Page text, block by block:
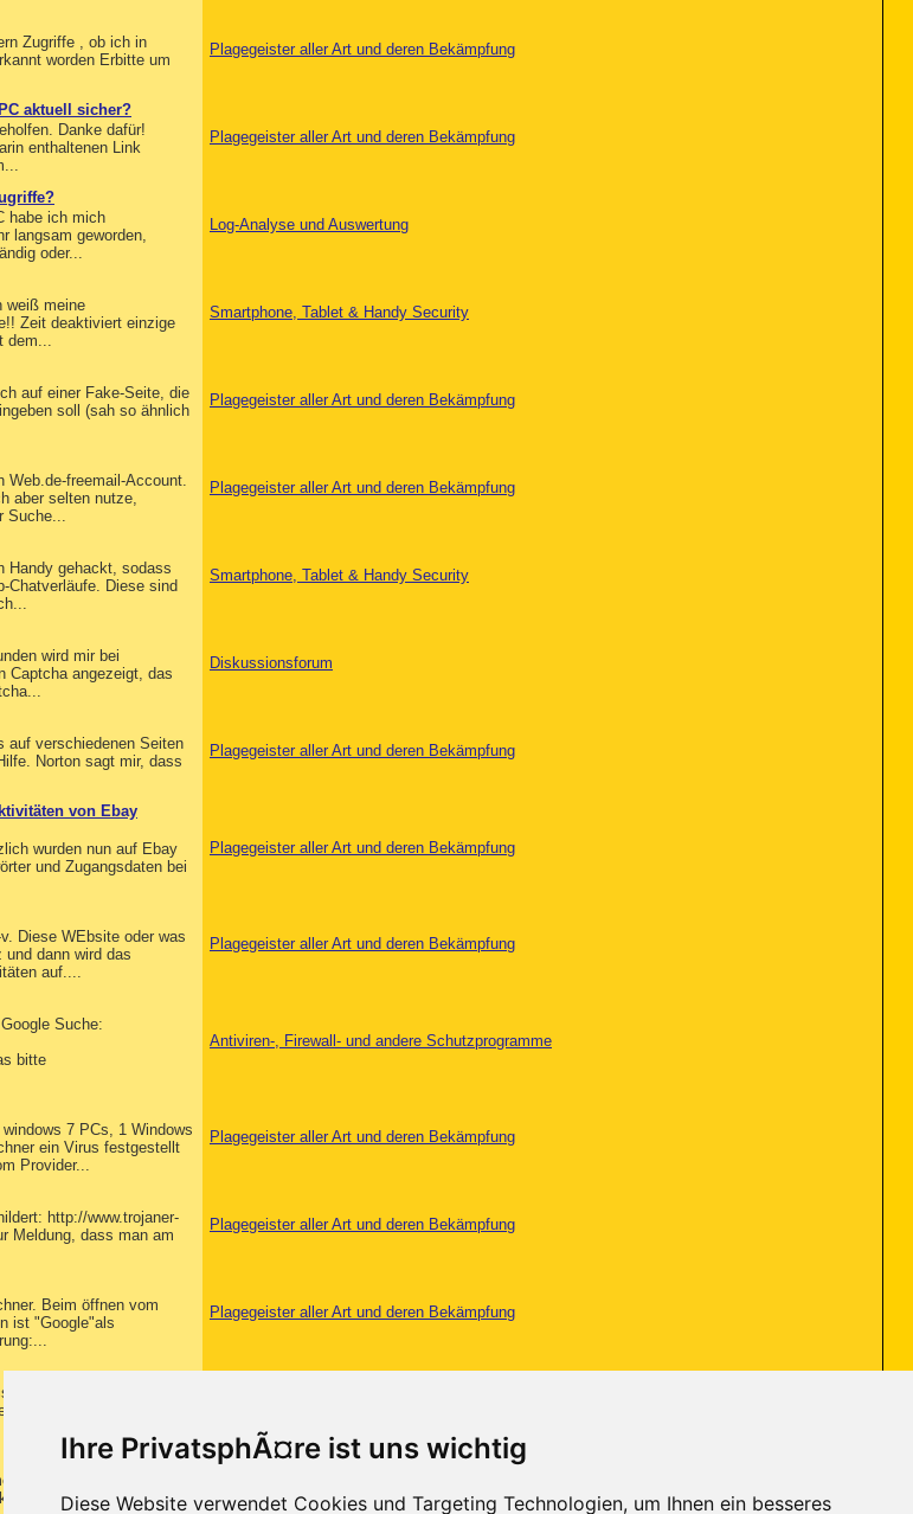
Ihre PrivatsphÃ¤re ist uns wichtig
Diese Website verwendet Cookies und Targeting Technologien, um Ihnen ein besseres
Zugriffe , ob ich in
worden Erbitte um
Plagegeister aller Art und deren Bekämpfung
aktuell sicher?
Danke dafür!
enthaltenen Link
Plagegeister aller Art und deren Bekämpfung
habe ich mich
langsam geworden,
oder...
Log-Analyse und Auswertung
weiß meine
Zeit deaktiviert einzige
dem...
Smartphone, Tablet & Handy Security
auf einer Fake-Seite, die
soll (sah so ähnlich
Plagegeister aller Art und deren Bekämpfung
Web.de-freemail-Account.
aber selten nutze,
Suche...
Plagegeister aller Art und deren Bekämpfung
Handy gehackt, sodass
Chatverläufe. Diese sind
Smartphone, Tablet & Handy Security
wird mir bei
Captcha angezeigt, das
Diskussionsforum
auf verschiedenen Seiten
Norton sagt mir, dass
Plagegeister aller Art und deren Bekämpfung
von Ebay
wurden nun auf Ebay
und Zugangsdaten bei
Plagegeister aller Art und deren Bekämpfung
Diese WEbsite oder was
dann wird das
auf....
Plagegeister aller Art und deren Bekämpfung
Suche:
bitte
Antiviren-, Firewall- und andere Schutzprogramme
7 PCs, 1 Windows
ein Virus festgestellt
Provider...
Plagegeister aller Art und deren Bekämpfung
http://www.trojaner-
Meldung, dass man am
Plagegeister aller Art und deren Bekämpfung
Beim öffnen vom
ist "Google"als
Plagegeister aller Art und deren Bekämpfung
gar nicht wo ich diese
bekomme ich die
PC von der Polizei
Vor einigen